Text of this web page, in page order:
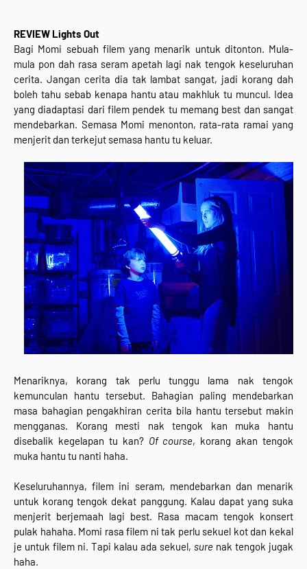
REVIEW Lights Out
Bagi Momi sebuah filem yang menarik untuk ditonton. Mula-
mula pon dah rasa seram apetah lagi nak tengok keseluruhan
cerita. Jangan cerita dia tak lambat sangat, jadi korang dah
boleh tahu sebab kenapa hantu atau makhluk tu muncul. Idea
yang diadaptasi dari filem pendek tu memang best dan sangat
mendebarkan. Semasa Momi menonton, rata-rata ramai yang
menjerit dan terkejut semasa hantu tu keluar.
Menariknya, korang tak perlu tunggu lama nak tengok
kemunculan hantu tersebut. Bahagian paling mendebarkan
masa bahagian pengakhiran cerita bila hantu tersebut makin
mengganas. Korang mesti nak tengok kan muka hantu
disebalik kegelapan tu kan? Of course, korang akan tengok
muka hantu tu nanti haha.
Keseluruhannya, filem ini seram, mendebarkan dan menarik
untuk korang tengok dekat panggung. Kalau dapat yang suka
menjerit berjemaah lagi best. Rasa macam tengok konsert
pulak hahaha. Momi rasa filem ni tak perlu sekuel kot dan kekal
je untuk filem ni. Tapi kalau ada sekuel, sure nak tengok jugak
haha.